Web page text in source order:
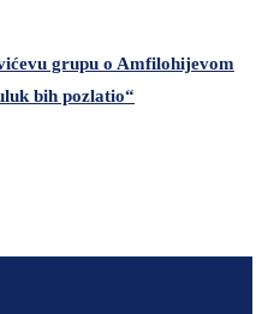
grupu o Amfilohijevom
bih pozlatio“